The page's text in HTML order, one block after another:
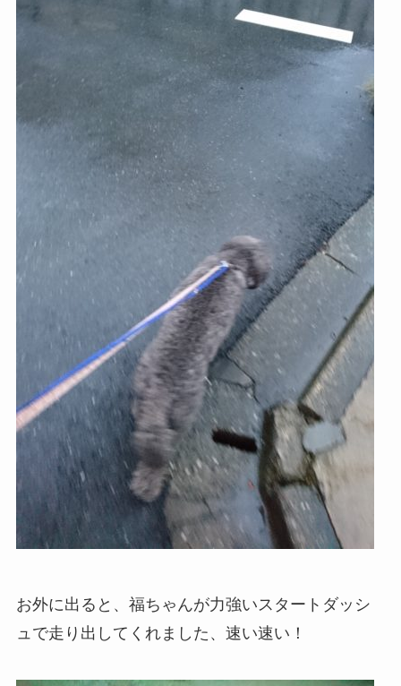
お外に出ると、福ちゃんが力強いスタートダッシ
ュで走り出してくれました、速い速い！